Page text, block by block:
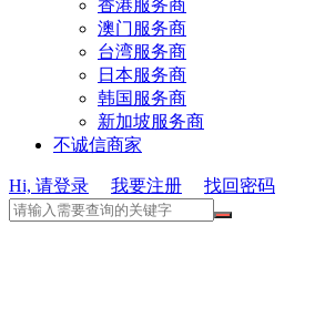
香港服务商
澳门服务商
台湾服务商
日本服务商
韩国服务商
新加坡服务商
不诚信商家
Hi, 请登录 我要注册 找回密码